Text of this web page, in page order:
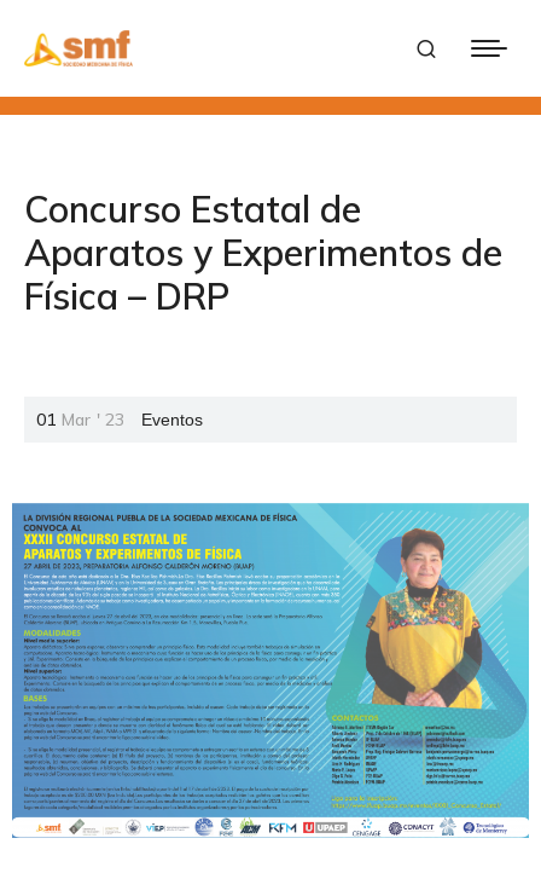
Concurso Estatal de
Aparatos y Experimentos de
Física – DRP
01 Mar ' 23 Eventos